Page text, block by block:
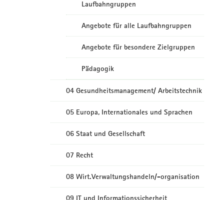
Laufbahngruppen
Angebote für alle Laufbahngruppen
Angebote für besondere Zielgruppen
Pädagogik
04 Gesundheitsmanagement/ Arbeitstechnik
05 Europa, Internationales und Sprachen
06 Staat und Gesellschaft
07 Recht
08 Wirt.Verwaltungshandeln/-organisation
09 IT und Informationssicherheit